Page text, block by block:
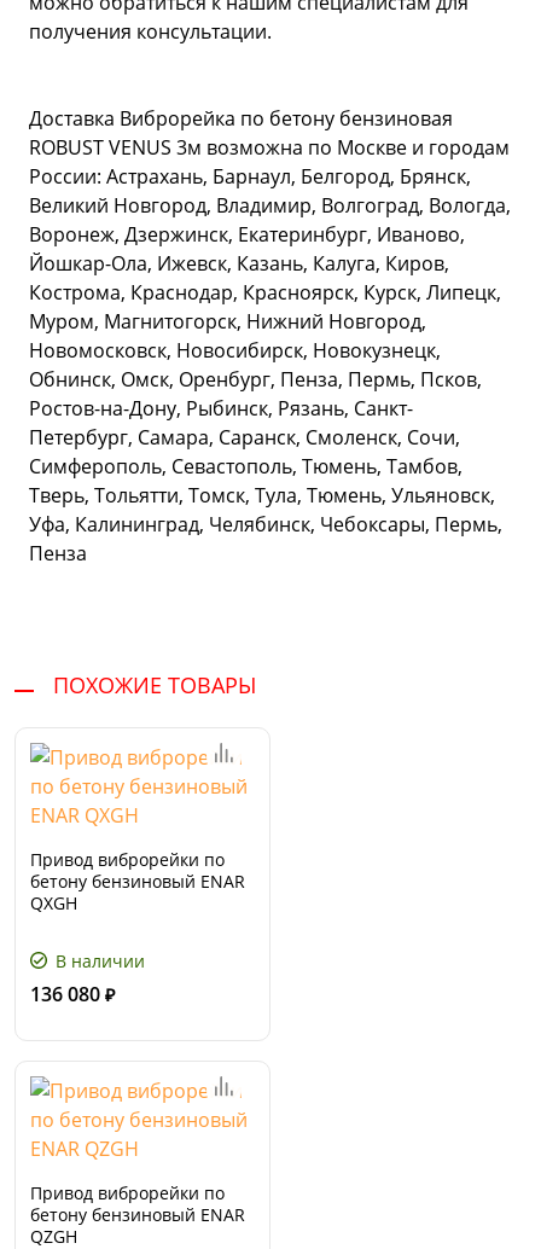
получения консультации.
Доставка Виброрейка по бетону бензиновая
ROBUST VENUS 3м возможна по Москве и городам
России: Астрахань, Барнаул, Белгород, Брянск,
Великий Новгород, Владимир, Волгоград, Вологда,
Воронеж, Дзержинск, Екатеринбург, Иваново,
Йошкар-Ола, Ижевск, Казань, Калуга, Киров,
Кострома, Краснодар, Красноярск, Курск, Липецк,
Муром, Магнитогорск, Нижний Новгород,
Новомосковск, Новосибирск, Новокузнецк,
Обнинск, Омск, Оренбург, Пенза, Пермь, Псков,
Ростов-на-Дону, Рыбинск, Рязань, Санкт-
Петербург, Самара, Саранск, Смоленск, Сочи,
Симферополь, Севастополь, Тюмень, Тамбов,
Тверь, Тольятти, Томск, Тула, Тюмень, Ульяновск,
Уфа, Калининград, Челябинск, Чебоксары, Пермь,
Пенза
ПОХОЖИЕ ТОВАРЫ
Привод виброрейки по
бетону бензиновый ENAR
QXGH
В наличии
136 080 ₽
Привод виброрейки по
бетону бензиновый ENAR
QZGH